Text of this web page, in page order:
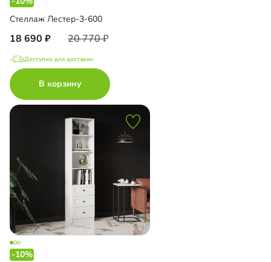
Стеллаж Лестер-3-600
18 690 20 770
Доступно для доставки
В корзину
-10%